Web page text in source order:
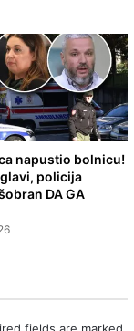
napustio bolnicu!
policija
DA GA